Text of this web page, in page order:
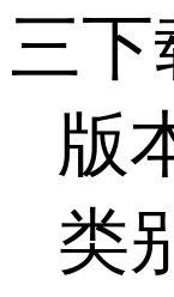
三下
版
类